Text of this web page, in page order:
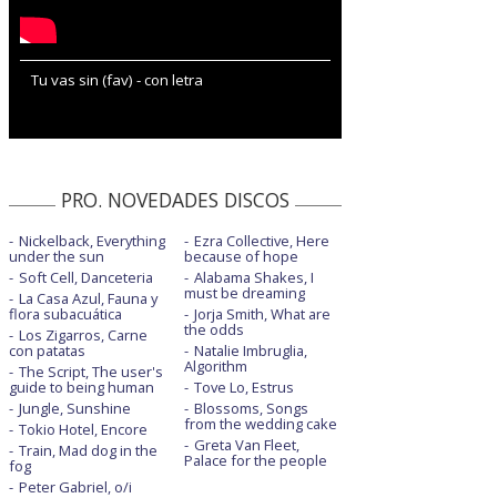
Tu vas sin (fav) - con letra
PRO. NOVEDADES DISCOS
Nickelback, Everything
under the sun
Soft Cell, Danceteria
La Casa Azul, Fauna y
flora subacuática
Los Zigarros, Carne
con patatas
The Script, The user's
guide to being human
Jungle, Sunshine
Tokio Hotel, Encore
Train, Mad dog in the
fog
Peter Gabriel, o/i
Ezra Collective, Here
because of hope
Alabama Shakes, I
must be dreaming
Jorja Smith, What are
the odds
Natalie Imbruglia,
Algorithm
Tove Lo, Estrus
Blossoms, Songs
from the wedding cake
Greta Van Fleet,
Palace for the people